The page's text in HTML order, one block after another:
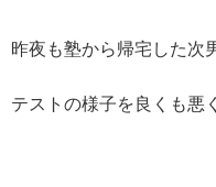
昨夜も塾から帰宅した次
テストの様子を良くも悪